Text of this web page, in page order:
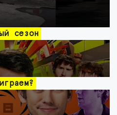
сезон